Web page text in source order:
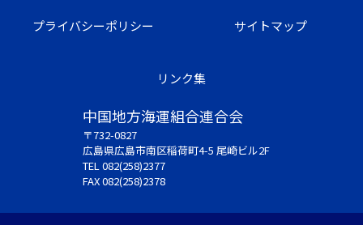
プライバシーポリシー サイトマップ
リンク集
中国地方海運組合連合会
〒732-0827
広島県広島市南区稲荷町4-5 尾崎ビル2F
TEL 082(258)2377
FAX 082(258)2378